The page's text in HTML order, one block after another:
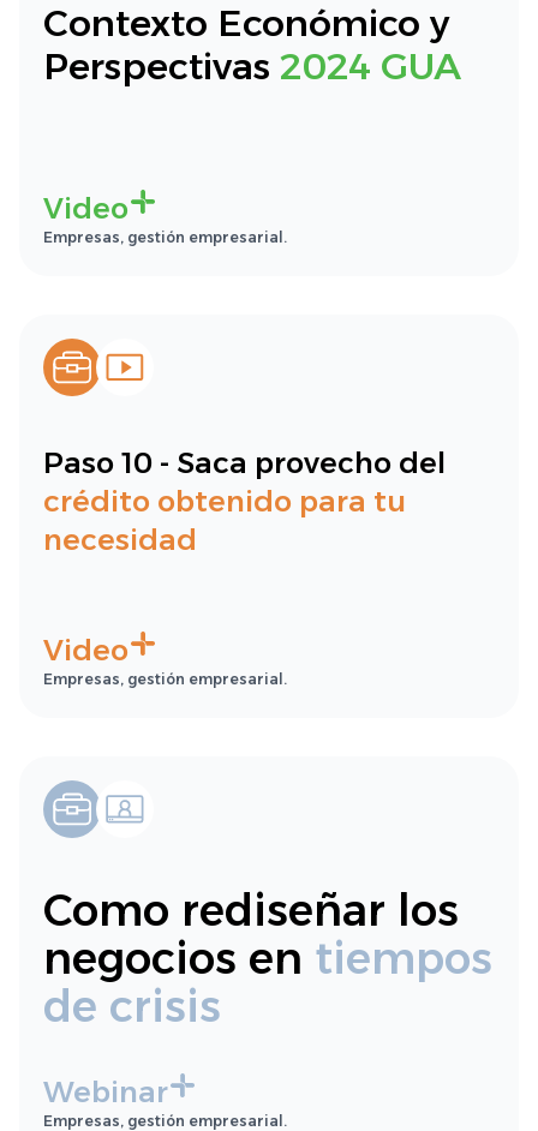
Contexto Económico y
Perspectivas 2024 GUA
Video
Empresas, gestión empresarial.
Paso 10 - Saca provecho del
crédito obtenido para tu
necesidad
Video
Empresas, gestión empresarial.
Como rediseñar los
negocios en tiempos
de crisis
Webinar
Empresas, gestión empresarial.